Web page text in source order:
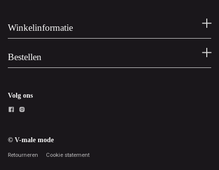
Winkelinformatie
Bestellen
Volg ons
© V-male mode
Retourneren Cookie statement